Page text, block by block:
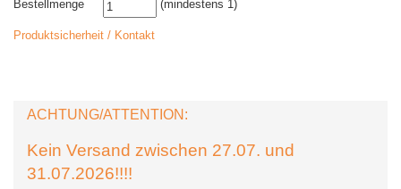
Bestellmenge (mindestens 1)
Produktsicherheit / Kontakt
ACHTUNG/ATTENTION:
Kein Versand zwischen 27.07. und
31.07.2026!!!!